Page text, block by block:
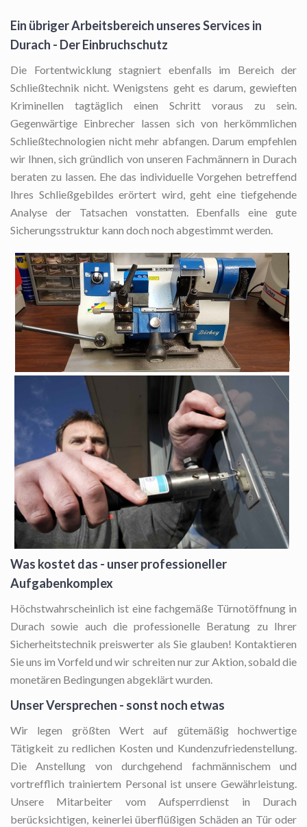
Ein übriger Arbeitsbereich unseres Services in
Durach - Der Einbruchschutz
Die Fortentwicklung stagniert ebenfalls im Bereich der
Schließtechnik nicht. Wenigstens geht es darum, gewieften
Kriminellen tagtäglich einen Schritt voraus zu sein.
Gegenwärtige Einbrecher lassen sich von herkömmlichen
Schließtechnologien nicht mehr abfangen. Darum empfehlen
wir Ihnen, sich gründlich von unseren Fachmännern in Durach
beraten zu lassen. Ehe das individuelle Vorgehen betreffend
Ihres Schließgebildes erörtert wird, geht eine tiefgehende
Analyse der Tatsachen vonstatten. Ebenfalls eine gute
Sicherungsstruktur kann doch noch abgestimmt werden.
Was kostet das - unser professioneller
Aufgabenkomplex
Höchstwahrscheinlich ist eine fachgemäße Türnotöffnung in
Durach sowie auch die professionelle Beratung zu Ihrer
Sicherheitstechnik preiswerter als Sie glauben! Kontaktieren
Sie uns im Vorfeld und wir schreiten nur zur Aktion, sobald die
monetären Bedingungen abgeklärt wurden.
Unser Versprechen - sonst noch etwas
Wir legen größten Wert auf gütemäßig hochwertige
Tätigkeit zu redlichen Kosten und Kundenzufriedenstellung.
Die Anstellung von durchgehend fachmännischem und
vortrefflich trainiertem Personal ist unsere Gewährleistung.
Unsere Mitarbeiter vom Aufsperrdienst in Durach
berücksichtigen, keinerlei überflüßigen Schäden an Tür oder